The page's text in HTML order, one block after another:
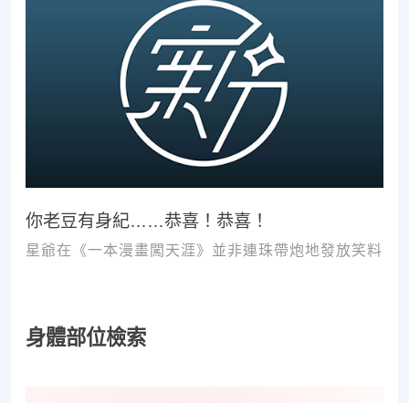
你老豆有身紀……恭喜！恭喜！
星爺在《一本漫畫闖天涯》並非連珠帶炮地發放笑料
身體部位檢索